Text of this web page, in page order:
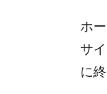
ホ
サ
に